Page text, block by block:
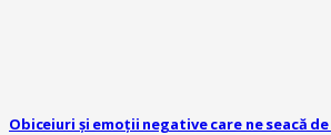
Obiceiuri și emoții negative care ne seacă de